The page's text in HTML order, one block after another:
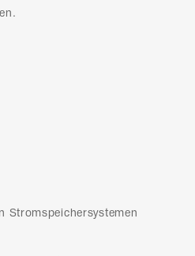
Stromspeichersystemen